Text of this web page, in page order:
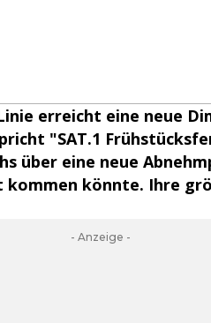
erreicht eine neue
"SAT.1
über eine neue
kommen könnte. Ihre
- Anzeige -